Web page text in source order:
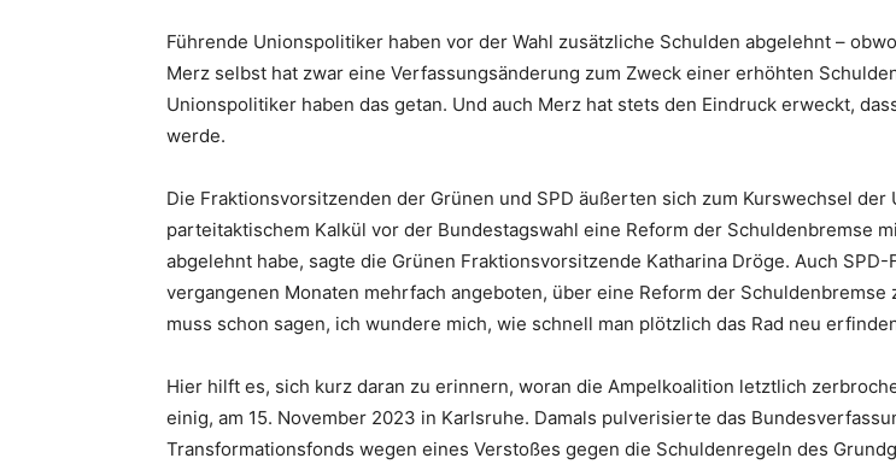
Führende Unionspolitiker haben vor der Wahl zusätzliche Schulden abgelehnt –
Merz selbst hat zwar eine Verfassungsänderung zum Zweck einer erhöhten
Unionspolitiker haben das getan. Und auch Merz hat stets den Eindruck erweckt,
werde.
Die Fraktionsvorsitzenden der Grünen und SPD äußerten sich zum Kurswechsel
parteitaktischem Kalkül vor der Bundestagswahl eine Reform der Schuldenbremse
abgelehnt habe, sagte die Grünen Fraktionsvorsitzende Katharina Dröge. Auch
vergangenen Monaten mehrfach angeboten, über eine Reform der
muss schon sagen, ich wundere mich, wie schnell man plötzlich das Rad neu
Hier hilft es, sich kurz daran zu erinnern, woran die Ampelkoalition letztlich
einig, am 15. November 2023 in Karlsruhe. Damals pulverisierte das
Transformationsfonds wegen eines Verstoßes gegen die Schuldenregeln des